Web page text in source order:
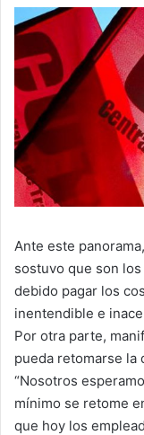
Ante este
sostuvo que son
debido pagar los
inentendible e
Por otra parte,
pueda retomarse la
“Nosotros
mínimo se retome
que hoy los